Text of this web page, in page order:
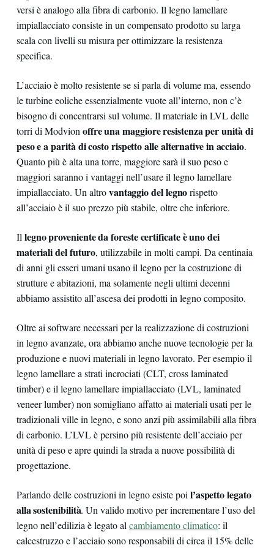
versi è analogo alla fibra di carbonio. Il legno lamellare
impiallacciato consiste in un compensato prodotto su larga
scala con livelli su misura per ottimizzare la resistenza
specifica.
L’acciaio è molto resistente se si parla di volume ma, essendo
le turbine eoliche essenzialmente vuote all’interno, non c’è
bisogno di concentrarsi sul volume. Il materiale in LVL delle
torri di Modvion offre una maggiore resistenza per unità di
peso e a parità di costo rispetto alle alternative in acciaio.
Quanto più è alta una torre, maggiore sarà il suo peso e
maggiori saranno i vantaggi nell’usare il legno lamellare
impiallacciato. Un altrovantaggio del legnorispetto
all’acciaio è il suo prezzo più stabile, oltre che inferiore.
Il legno proveniente da foreste certificate è uno dei
materiali del futuro, utilizzabile in molti campi. Da centinaia
di anni gli esseri umani usano il legno per la costruzione di
strutture e abitazioni, ma solamente negli ultimi decenni
abbiamo assistito all’ascesa dei prodotti in legno composito.
Oltre ai software necessari per la realizzazione di costruzioni
in legno avanzate, ora abbiamo anche nuove tecnologie per la
produzione e nuovi materiali in legno lavorato. Per esempio il
legno lamellare a strati incrociati (CLT, cross laminated
timber) e il legno lamellare impiallacciato (LVL, laminated
veneer lumber) non somigliano affatto ai materiali usati per le
tradizionali ville in legno, e sono anzi più assimilabili alla fibra
di carbonio. L’LVL è persino più resistente dell’acciaio per
unità di peso e apre quindi la strada a nuove possibilità di
progettazione.
Parlando delle costruzioni in legno esiste poi l’aspetto legato
alla sostenibilità. Un valido motivo per incrementare l’uso del
legno nell’edilizia è legato al cambiamento climatico: il
calcestruzzo e l’acciaio sono responsabili di circa il 15% delle